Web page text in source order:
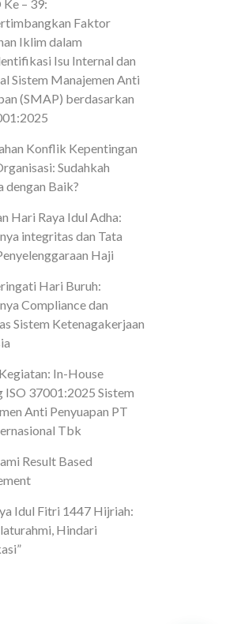
Ke – 39:
Faktor
Iklim dalam
Isu Internal dan
Sistem Manajemen Anti
(SMAP) berdasarkan
Konflik Kepentingan
Sudahkah
dengan Baik?
Hari Raya Idul Adha:
integritas dan Tata
Haji
Hari Buruh:
Compliance dan
Sistem Ketenagakerjaan
In-House
ISO 37001:2025 Sistem
Anti Penyuapan PT
Tbk
Result Based
Idul Fitri 1447 Hijriah:
Hindari